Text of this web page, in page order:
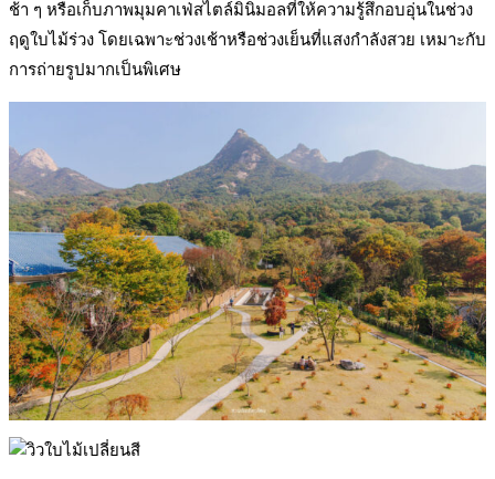
ช้า ๆ หรือเก็บภาพมุมคาเฟ่สไตล์มินิมอลที่ให้ความรู้สึกอบอุ่นในช่วง
ฤดูใบไม้ร่วง โดยเฉพาะช่วงเช้าหรือช่วงเย็นที่แสงกำลังสวย เหมาะกับ
การถ่ายรูปมากเป็นพิเศษ